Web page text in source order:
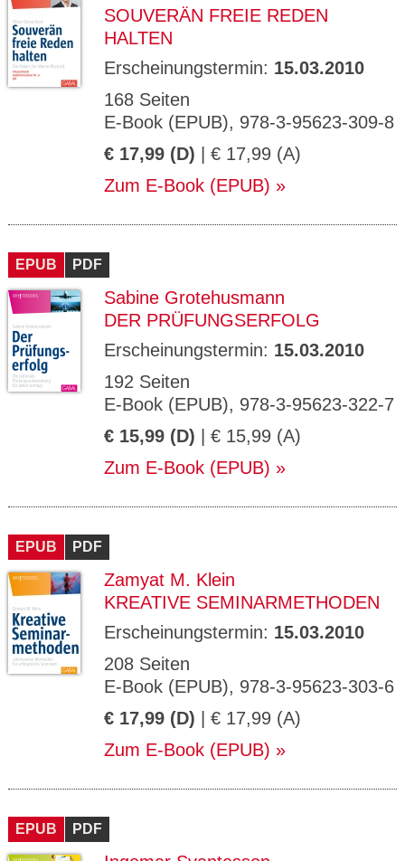
SOUVERÄN FREIE REDEN
HALTEN
Erscheinungstermin: 15.03.2010
168 Seiten
E-Book (EPUB), 978-3-95623-309-8
€ 17,99 (D) | € 17,99 (A)
Zum E-Book (EPUB)
EPUB PDF
Sabine Grotehusmann
DER PRÜFUNGSERFOLG
Erscheinungstermin: 15.03.2010
192 Seiten
E-Book (EPUB), 978-3-95623-322-7
€ 15,99 (D) | € 15,99 (A)
Zum E-Book (EPUB)
EPUB PDF
Zamyat M. Klein
KREATIVE SEMINARMETHODEN
Erscheinungstermin: 15.03.2010
208 Seiten
E-Book (EPUB), 978-3-95623-303-6
€ 17,99 (D) | € 17,99 (A)
Zum E-Book (EPUB)
EPUB PDF